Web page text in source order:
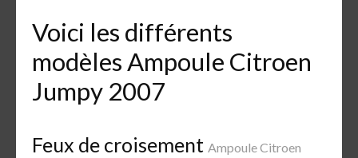
Voici les différents
modèles Ampoule Citroen
Jumpy 2007
Feux de croisement Ampoule Citroen